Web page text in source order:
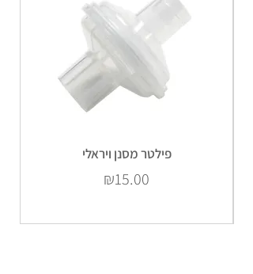
פילטר מסנן ויראלי
Price
₪15.00